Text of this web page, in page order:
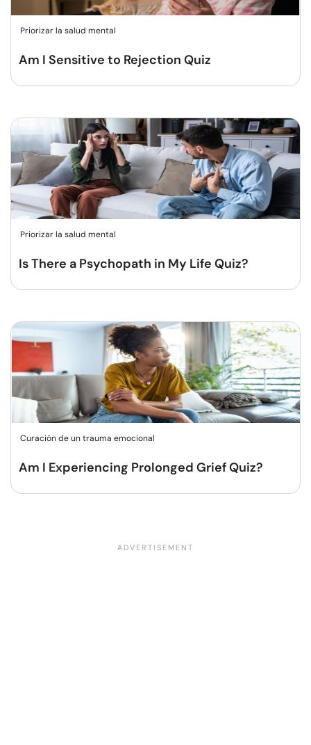
Priorizar la salud mental
Am I Sensitive to Rejection Quiz
Priorizar la salud mental
Is There a Psychopath in My Life Quiz?
Curación de un trauma emocional
Am I Experiencing Prolonged Grief Quiz?